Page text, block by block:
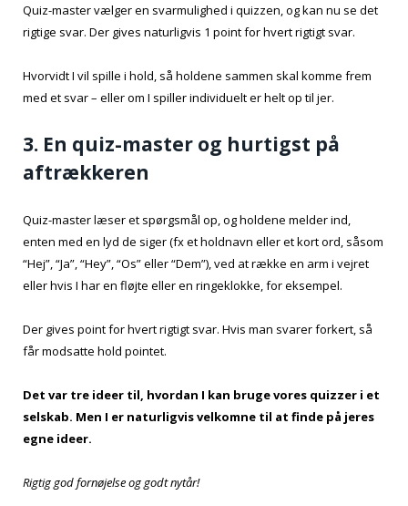
Quiz-master vælger en svarmulighed i quizzen, og kan nu se det
rigtige svar. Der gives naturligvis 1 point for hvert rigtigt svar.
Hvorvidt I vil spille i hold, så holdene sammen skal komme frem
med et svar – eller om I spiller individuelt er helt op til jer.
3. En quiz-master og hurtigst på
aftrækkeren
Quiz-master læser et spørgsmål op, og holdene melder ind,
enten med en lyd de siger (fx et holdnavn eller et kort ord, såsom
“Hej”, “Ja”, “Hey”, “Os” eller “Dem”), ved at række en arm i vejret
eller hvis I har en fløjte eller en ringeklokke, for eksempel.
Der gives point for hvert rigtigt svar. Hvis man svarer forkert, så
får modsatte hold pointet.
Det var tre ideer til, hvordan I kan bruge vores quizzer i et
selskab. Men I er naturligvis velkomne til at finde på jeres
egne ideer.
Rigtig god fornøjelse og godt nytår!